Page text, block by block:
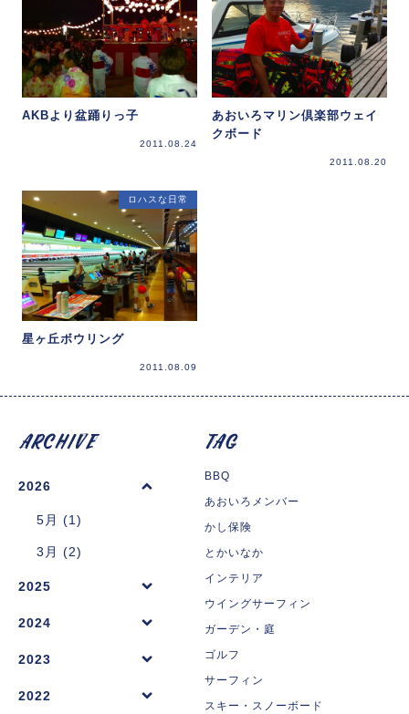
AKBより盆踊りっ子
2011.08.24
あおいろマリン倶楽部ウェイ
クボード
2011.08.20
ロハスな日常
星ヶ丘ボウリング
2011.08.09
2026
5月 (1)
3月 (2)
2025
2024
2023
2022
BBQ
あおいろメンバー
かし保険
とかいなか
インテリア
ウイングサーフィン
ガーデン・庭
ゴルフ
サーフィン
スキー・スノーボード